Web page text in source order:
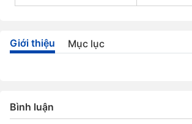
Giới thiệu Mục lục
Bình luận